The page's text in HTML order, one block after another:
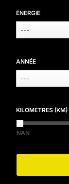
ÉNERGIE
---
ANNÉE
---
KILOMETRES (KM)
NAN